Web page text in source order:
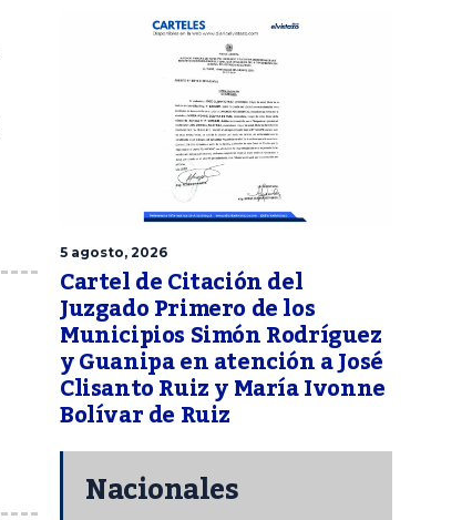
5 agosto, 2026
Cartel de Citación del
Juzgado Primero de los
Municipios Simón Rodríguez
y Guanipa en atención a José
Clisanto Ruiz y María Ivonne
Bolívar de Ruiz
Nacionales